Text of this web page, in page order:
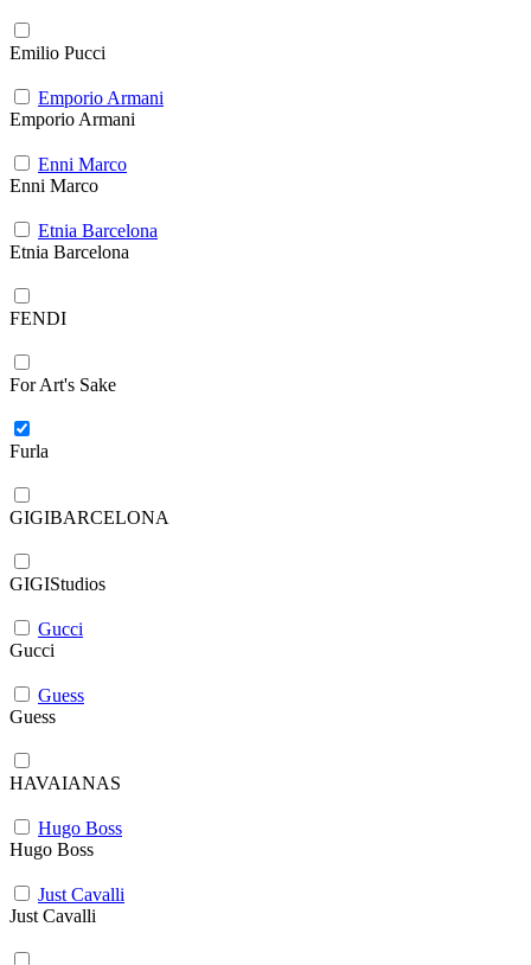
Emilio Pucci
Emporio Armani
Emporio Armani
Enni Marco
Enni Marco
Etnia Barcelona
Etnia Barcelona
FENDI
For Art's Sake
Furla
GIGIBARCELONA
GIGIStudios
Gucci
Gucci
Guess
Guess
HAVAIANAS
Hugo Boss
Hugo Boss
Just Cavalli
Just Cavalli